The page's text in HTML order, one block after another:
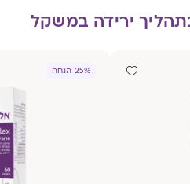
כחלקירידה במשקל
25% הנחה